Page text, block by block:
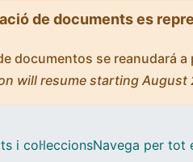
de documents es
documentos se reanudará
will resume starting
i col·leccionsNavega per tot